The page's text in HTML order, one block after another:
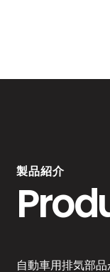
製品紹介
自動車用排気部